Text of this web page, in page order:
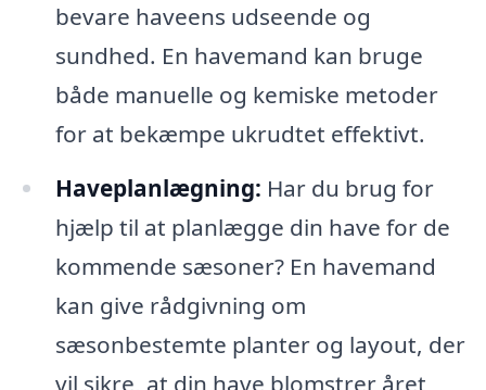
bevare haveens udseende og
sundhed. En havemand kan bruge
både manuelle og kemiske metoder
for at bekæmpe ukrudtet effektivt.
Haveplanlægning: Har du brug for
hjælp til at planlægge din have for de
kommende sæsoner? En havemand
kan give rådgivning om
sæsonbestemte planter og layout, der
vil sikre, at din have blomstrer året